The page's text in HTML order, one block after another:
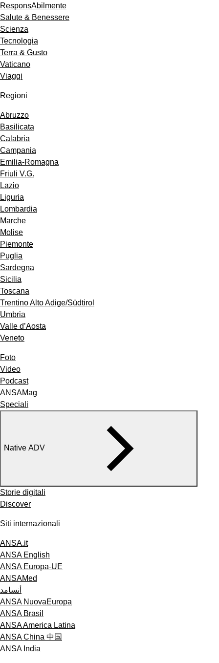
ResponsAbilmente
Salute & Benessere
Scienza
Tecnologia
Terra & Gusto
Vaticano
Viaggi
Regioni
Abruzzo
Basilicata
Calabria
Campania
Emilia-Romagna
Friuli V.G.
Lazio
Liguria
Lombardia
Marche
Molise
Piemonte
Puglia
Sardegna
Sicilia
Toscana
Trentino Alto Adige/Südtirol
Umbria
Valle d’Aosta
Veneto
Foto
Video
Podcast
ANSAMag
Speciali
Native ADV
Storie digitali
Discover
Siti internazionali
ANSA.it
ANSA English
ANSA Europa-UE
ANSAMed
أنسامد
ANSA NuovaEuropa
ANSA Brasil
ANSA America Latina
ANSA China 中国
ANSA India